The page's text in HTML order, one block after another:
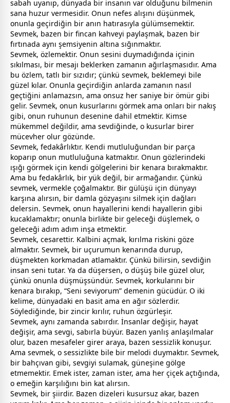
sabah uyanıp, dünyada bir insanın var olduğunu bilmenin
sana huzur vermesidir. Onun nefes alışını düşünmek,
onunla geçirdiğin bir anın hatırasıyla gülümsemektir.
Sevmek, bazen bir fincan kahveyi paylaşmak, bazen bir
fırtınada aynı şemsiyenin altına sığınmaktır.
Sevmek, özlemektir. Onun sesini duymadığında içinin
sıkılması, bir mesajı beklerken zamanın ağırlaşmasıdır. Ama
bu özlem, tatlı bir sızıdır; çünkü sevmek, beklemeyi bile
güzel kılar. Onunla geçirdiğin anlarda zamanın nasıl
geçtiğini anlamazsın, ama onsuz her saniye bir ömür gibi
gelir. Sevmek, onun kusurlarını görmek ama onları bir nakış
gibi, onun ruhunun desenine dahil etmektir. Kimse
mükemmel değildir, ama sevdiğinde, o kusurlar birer
mücevher olur gözünde.
Sevmek, fedakârlıktır. Kendi mutluluğundan bir parça
koparıp onun mutluluğuna katmaktır. Onun gözlerindeki
ışığı görmek için kendi gölgelerini bir kenara bırakmaktır.
Ama bu fedakârlık, bir yük değil, bir armağandır. Çünkü
sevmek, vermekle çoğalmaktır. Bir gülüşü için dünyayı
karşına alırsın, bir damla gözyaşını silmek için dağları
delersin. Sevmek, onun hayallerini kendi hayallerin gibi
kucaklamaktır; onunla birlikte bir geleceği düşlemek, o
geleceği adım adım inşa etmektir.
Sevmek, cesarettir. Kalbini açmak, kırılma riskini göze
almaktır. Sevmek, bir uçurumun kenarında durup,
düşmekten korkmadan atlamaktır. Çünkü bilirsin, sevdiğin
insan seni tutar. Ya da düşersen, o düşüş bile güzel olur,
çünkü onunla düşmüşsündür. Sevmek, korkularını bir
kenara bırakıp, “Seni seviyorum” demenin gücüdür. O iki
kelime, dünyadaki en basit ama en ağır sözlerdir.
Söylediğinde, bir zincir kırılır, ruhun özgürleşir.
Sevmek, aynı zamanda sabırdır. İnsanlar değişir, hayat
değişir, ama sevgi, sabırla büyür. Bazen yanlış anlaşılmalar
olur, bazen mesafeler girer araya, bazen sessizlik konuşur.
Ama sevmek, o sessizlikte bile bir melodi duymaktır. Sevmek,
bir bahçıvan gibi, sevgiyi sulamak, güneşine gölge
etmemektir. Emek ister, zaman ister, ama her çiçek açtığında,
o emeğin karşılığını bin kat alırsın.
Sevmek, bir şiirdir. Bazen dizeleri kusursuz akar, bazen